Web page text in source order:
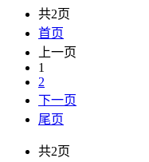
共2页
首页
上一页
1
2
下一页
尾页
共2页